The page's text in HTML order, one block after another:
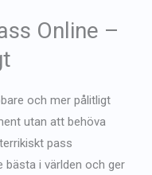
Online –
och mer pålitligt
utan att behöva
pass
bästa i världen och ger
Spanish
Japanese
Bulgarian
Arabic